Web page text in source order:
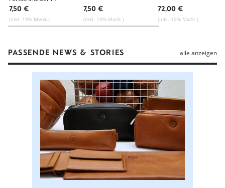
7,50 €
(inkl. 19% MwSt.)
7,50 €
(inkl. 19% MwSt.)
72,00 €
(inkl. 19% MwSt.)
PASSENDE NEWS & STORIES alle anzeigen